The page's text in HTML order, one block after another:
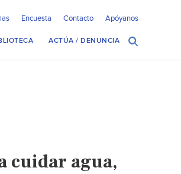
Encuesta Contacto Apóyanos
ACTÚA / DENUNCIA
cuidar agua,